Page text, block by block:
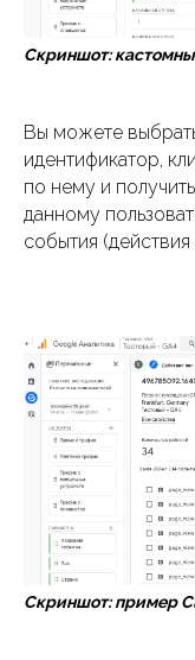
Скриншот:
Вы можете
идентификатор,
по нему и
данному
события (действия
Скриншот: пример